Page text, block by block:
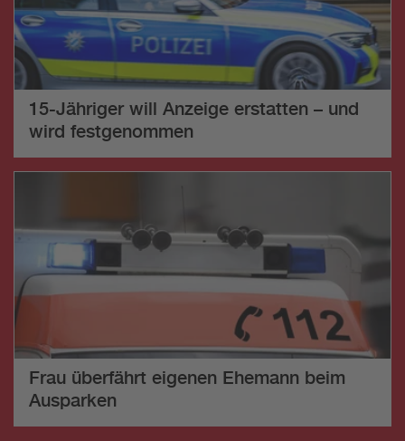
15-Jähriger will Anzeige erstatten – und
wird festgenommen
Frau überfährt eigenen Ehemann beim
Ausparken